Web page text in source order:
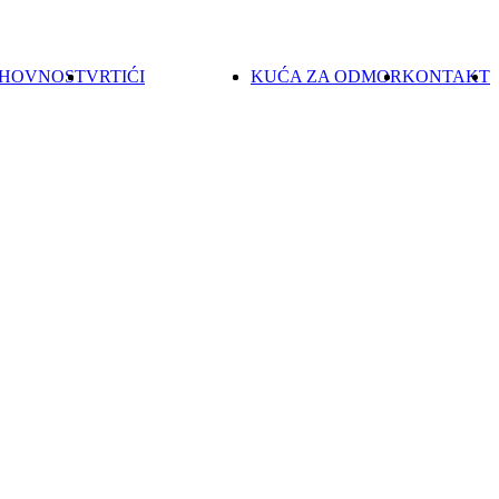
VRTIĆI KUĆA ZA ODMORKONTAKT